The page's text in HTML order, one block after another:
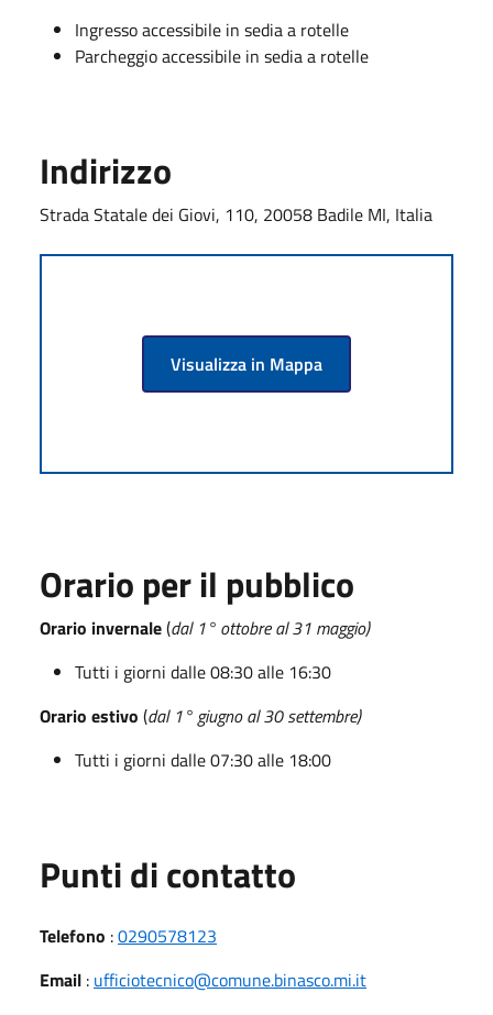
Ingresso accessibile in sedia a rotelle
Parcheggio accessibile in sedia a rotelle
Indirizzo
Strada Statale dei Giovi, 110, 20058 Badile MI, Italia
Visualizza in Mappa
Orario per il pubblico
Orario invernale(dal 1° ottobre al 31 maggio)
Tutti i giorni dalle 08:30 alle 16:30
Orario estivo (dal 1° giugno al 30 settembre)
Tutti i giorni dalle 07:30 alle 18:00
Punti di contatto
Telefono :0290578123
Email : ufficiotecnico@comune.binasco.mi.it